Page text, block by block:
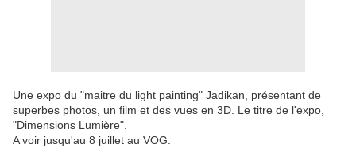
Une expo du "maitre du light painting" Jadikan, présentant de
superbes photos, un film et des vues en 3D. Le titre de l'expo,
"Dimensions Lumière".
A voir jusqu'au 8 juillet au VOG.